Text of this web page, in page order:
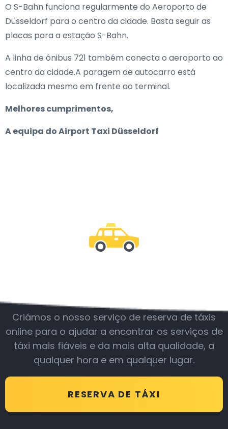
O S-Bahn funciona regularmente do Aeroporto de
Düsseldorf para o centro da cidade. Basta seguir as
placas para a estação S-Bahn.
A linha de ônibus 721 também conecta o aeroporto ao
centro da cidade.A paragem de autocarro está
localizada mesmo em frente ao terminal.
Melhores cumprimentos,
A equipa do Airport Taxi Düsseldorf
Criámos o nosso serviço de reserva de táxis
online para o ajudar a encontrar os serviços de
táxi mais fiáveis e da mais alta qualidade, a
qualquer hora e em qualquer lugar.
RESERVA DE TÁXI